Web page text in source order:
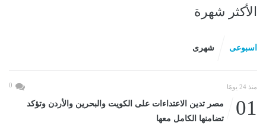
الأكثر شهرة
اسبوعى شهرى
منذ 24 يومًا 0
01
مصر تدين الاعتداءات على الكويت والبحرين والأردن وتؤكد
تضامنها الكامل معها